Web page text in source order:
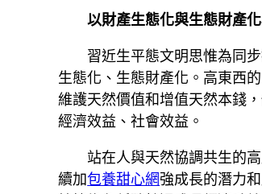
以財產生態化與生態財產
習近生平態文明思惟為同
生態化、生態財產化。高東西
維護天然價值和增值天然本錢
經濟效益、社會效益。
站在人與天然協調共生的
續加包養甜心網強成長的潛力